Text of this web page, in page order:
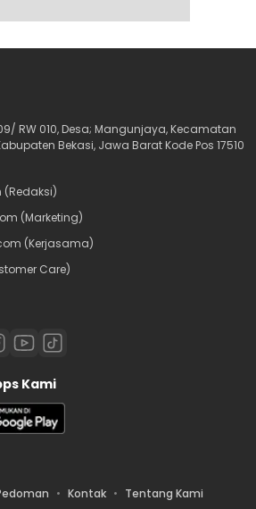
RW 010, Desa; Mangunjaya, Kecamatan
Bekasi, Jawa Barat Kode Pos 17510
(Marketing)
(Kerjasama)
Care)
Kami
Kontak Tentang Kami